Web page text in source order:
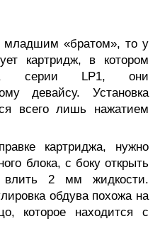
младшим «братом», то у
картридж, в котором
серии LP1, они
девайсу. Установка
всего лишь нажатием
картриджа, нужно
блока, с боку открыть
влить 2 мм жидкости.
обдува похожа на
которое находится с